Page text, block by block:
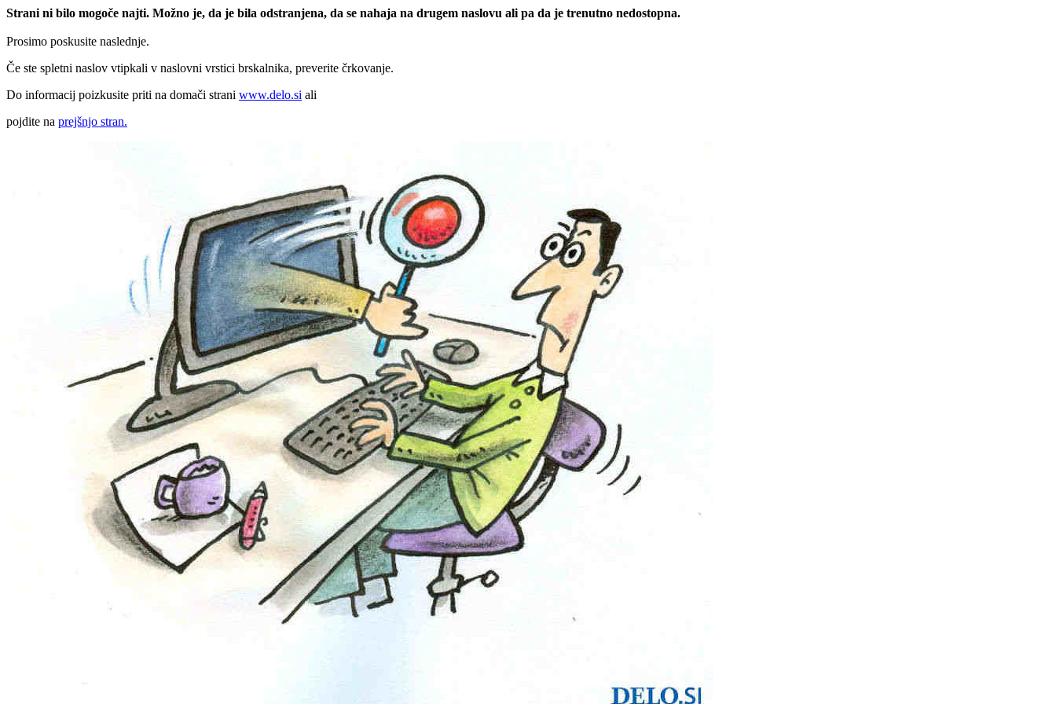
Strani ni bilo mogoče najti. Možno je, da je bila odstranjena, da se nahaja na drugem naslovu ali pa da je trenutno nedostopna.
Prosimo poskusite naslednje.
Če ste spletni naslov vtipkali v naslovni vrstici brskalnika, preverite črkovanje.
Do informacij poizkusite priti na domači strani www.delo.si ali
pojdite na prejšnjo stran.